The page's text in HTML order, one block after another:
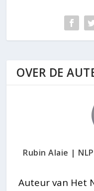
OVER DE
Rubin Alaie |
Auteur van Het